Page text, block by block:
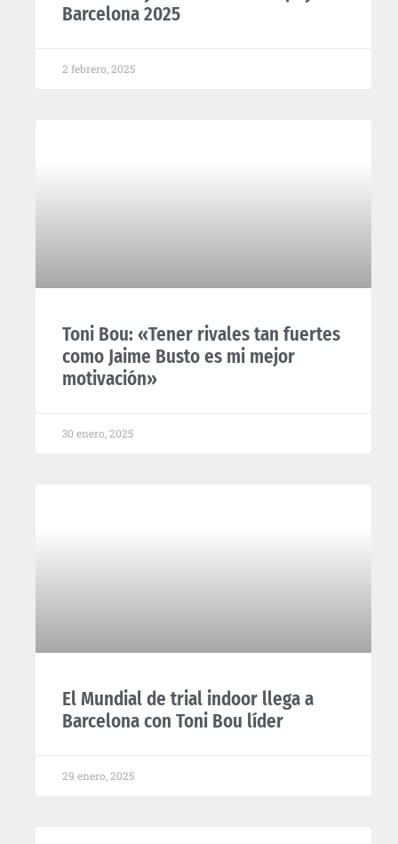
Barcelona 2025
2 febrero, 2025
Toni Bou: «Tener rivales tan fuertes
como Jaime Busto es mi mejor
motivación»
30 enero, 2025
El Mundial de trial indoor llega a
Barcelona con Toni Bou líder
29 enero, 2025